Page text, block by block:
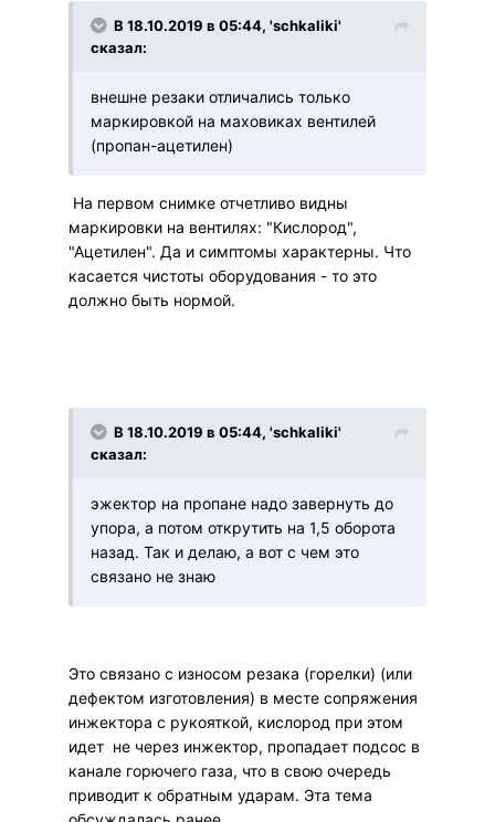
В 18.10.2019 в 05:44, 'schkaliki'
сказал:
внешне резаки отличались только
маркировкой на маховиках вентилей
(пропан-ацетилен)
На первом снимке отчетливо видны
маркировки на вентилях: "Кислород",
"Ацетилен". Да и симптомы характерны. Что
касается чистоты оборудования - то это
должно быть нормой.
В 18.10.2019 в 05:44, 'schkaliki'
сказал:
эжектор на пропане надо завернуть до
упора, а потом открутить на 1,5 оборота
назад. Так и делаю, а вот с чем это
связано не знаю
Это связано с износом резака (горелки) (или
дефектом изготовления) в месте сопряжения
инжектора с рукояткой, кислород при этом
идет не через инжектор, пропадает подсос в
канале горючего газа, что в свою очередь
приводит к обратным ударам. Эта тема